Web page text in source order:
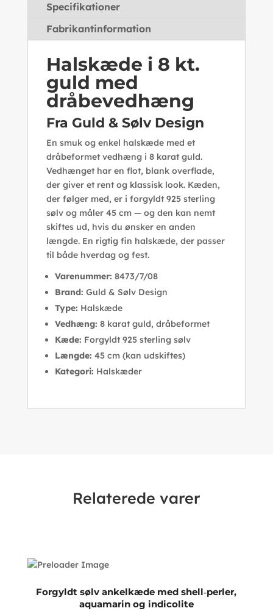
Specifikationer
Fabrikantinformation
Halskæde i 8 kt.
guld med
dråbevedhæng
Fra Guld & Sølv Design
En smuk og enkel halskæde med et
dråbeformet vedhæng i 8 karat guld.
Vedhænget har en flot, blank overflade,
der giver et rent og klassisk look. Kæden,
der følger med, er i forgyldt 925 sterling
sølv og måler 45 cm — og den kan nemt
skiftes ud, hvis du ønsker en anden
længde. En rigtig fin halskæde, der passer
til både hverdag og fest.
Varenummer: 8473/7/08
Brand: Guld & Sølv Design
Type: Halskæde
Vedhæng: 8 karat guld, dråbeformet
Kæde: Forgyldt 925 sterling sølv
Længde: 45 cm (kan udskiftes)
Kategori: Halskæder
Relaterede varer
Forgyldt sølv ankelkæde med shell‑perler,
aquamarin og indicolite